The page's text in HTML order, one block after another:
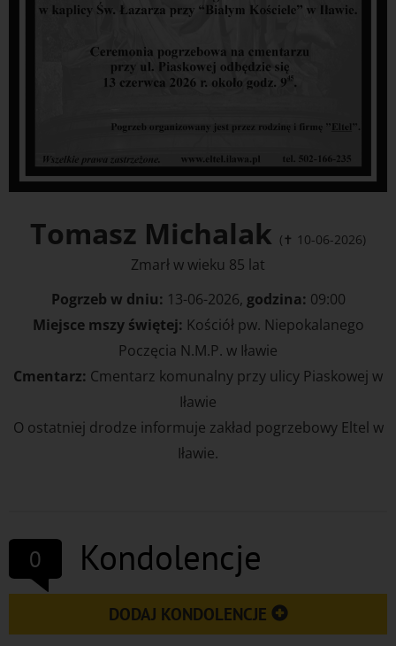
Tomasz Michalak (✝ 10-06-2026)
Zmarł w wieku 85 lat
Pogrzeb w dniu: 13-06-2026, godzina: 09:00
Miejsce mszy świętej: Kościół pw. Niepokalanego
Poczęcia N.M.P. w Iławie
Cmentarz: Cmentarz komunalny przy ulicy Piaskowej w
Iławie
O ostatniej drodze informuje zakład pogrzebowy Eltel w
Iławie.
0 Kondolencje
DODAJ KONDOLENCJE